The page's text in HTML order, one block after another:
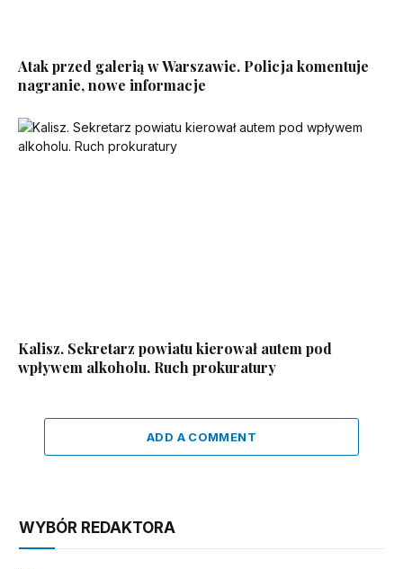
Atak przed galerią w Warszawie. Policja komentuje
nagranie, nowe informacje
Kalisz. Sekretarz powiatu kierował autem pod
wpływem alkoholu. Ruch prokuratury
ADD A COMMENT
WYBÓR REDAKTORA